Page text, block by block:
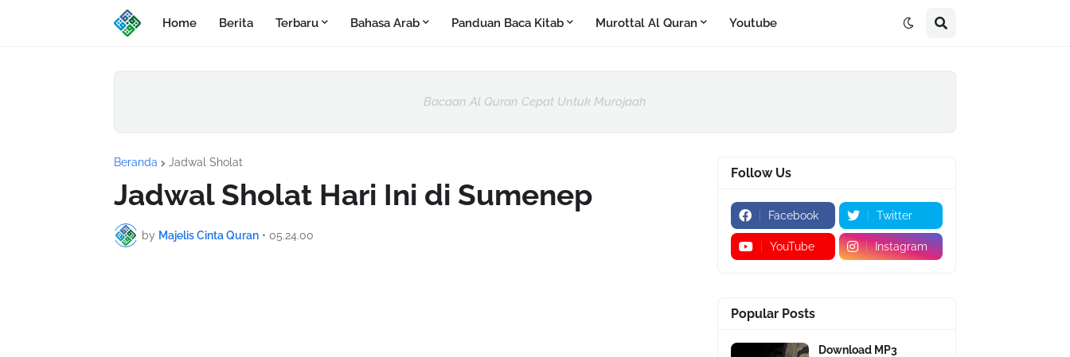
Home Berita Terbaru Bahasa Arab Panduan Baca Kitab Murottal Al Quran Youtube
Bacaan Al Quran Cepat Untuk Murojaah
Beranda Jadwal Sholat
Jadwal Sholat Hari Ini di Sumenep
by Majelis Cinta Quran • 05.24.00
Follow Us
Facebook Twitter
YouTube Instagram
Popular Posts
Download MP3